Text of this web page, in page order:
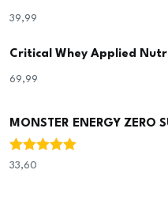
39,99
Critical Whey Applied
69,99
MONSTER ENERGY ZERO
Ocjenjeno
33,60